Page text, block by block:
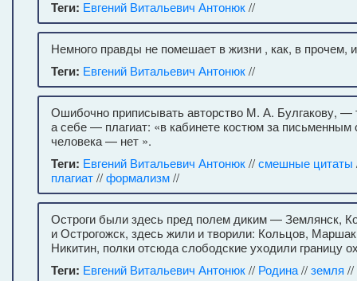
Теги: Евгений Витальевич Антонюк//
Немного правды не помешает в жизни , как, в прочем,
Теги: Евгений Витальевич Антонюк//
Ошибочно приписывать авторство М. А. Булгакову, —
а себе — плагиат: «в кабинете костюм за письменным
человека — нет ».
Теги: Евгений Витальевич Антонюк//смешные цитаты
плагиат//формализм//
Остроги были здесь пред полем диким — Землянск,
и Острогожск, здесь жили и творили: Кольцов,
Никитин, полки отсюда слободские уходили границу
Теги: Евгений Витальевич Антонюк// Родина//земля //